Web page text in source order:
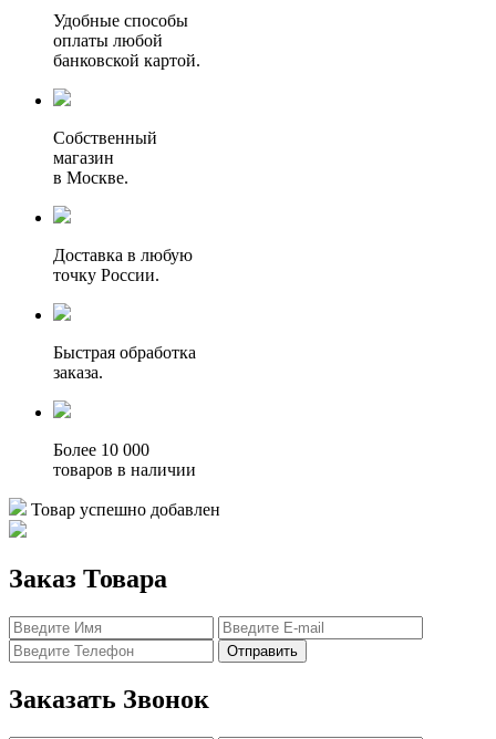
Удобные способы
оплаты любой
банковской картой.
Собственный
магазин
в Москве.
Доставка в любую
точку России.
Быстрая обработка
заказа.
Более 10 000
товаров в наличии
Товар успешно добавлен
Заказ Товара
Отправить
Заказать Звонок